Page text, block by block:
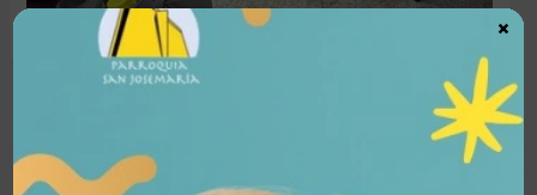
Buscar
×